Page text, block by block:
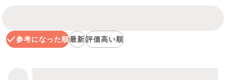
参考になった順最新評価高い順